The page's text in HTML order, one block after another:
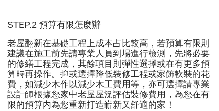
STEP.2 預算有限怎麼辦
老屋翻新在基礎工程上成本占比較高，若預算有限則
建議在施工前先請專業人員到場進行檢測，先將必要
的修繕工程完成，其餘項目則彈性選擇或在有更多預
算時再操作。抑或選擇降低裝修工程或家飾軟裝的花
費，如減少木作以減少木工費用等，亦可選擇請專業
設計師根據您家中老屋屋況評估裝修費用，為您在有
限的預算内為您重新打造嶄新又舒適的家！